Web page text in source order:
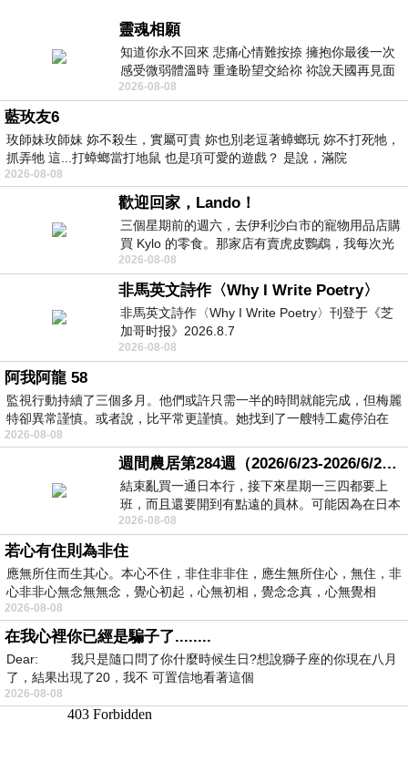
靈魂相願
知道你永不回來 悲痛心情難按捺 擁抱你最後一次
感受微弱體溫時 重逢盼望交給祢 祢說天國再見面
此刻忍淚說別離 他日靈魂再
2026-08-08
藍玫友6
玫師妹玫師妹 妳不殺生，實屬可貴 妳也別老逗著蟑螂玩 妳不打死牠，
抓弄牠 這...打蟑螂當打地鼠 也是項可愛的遊戲？ 是說，滿院
2026-08-08
歡迎回家，Lando！
三個星期前的週六，去伊利沙白市的寵物用品店購
買 Kylo 的零食。那家店有賣虎皮鸚鵡，我每次光
顧都會去看一下。他們偶爾會引進 C
2026-08-08
非馬英文詩作〈Why I Write Poetry〉
非馬英文詩作〈Why I Write Poetry〉刊登于《芝
加哥时报》2026.8.7
2026-08-08
阿我阿龍 58
監視行動持續了三個多月。他們或許只需一半的時間就能完成，但梅麗
特卻異常謹慎。或者說，比平常更謹慎。她找到了一艘特工處停泊在
2026-08-08
週間農居第284週（2026/6/23-2026/6/24) 夏至 金黃稻浪洋溢豐收喜悅
結束亂買一通日本行，接下來星期一三四都要上
班，而且還要開到有點遠的員林。可能因為在日本
花不少錢，星期一出門上班時，心裡沒有一
2026-08-08
若心有住則為非住
應無所住而生其心。本心不住，非住非非住，應生無所住心，無住，非
心非非心無念無無念，覺心初起，心無初相，覺念念真，心無覺相
2026-08-08
在我心裡你已經是騙子了........
Dear: 我只是隨口問了你什麼時候生日?想說獅子座的你現在八月
了，結果出現了20，我不 可置信地看著這個
2026-08-08